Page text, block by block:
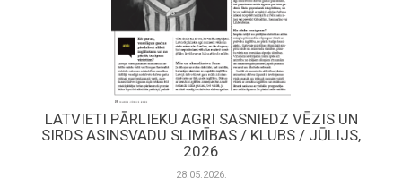
LATVIETI PĀRLIEKU AGRI SASNIEDZ VĒZIS UN
SIRDS ASINSVADU SLIMĪBAS / KLUBS / JŪLIJS,
2026
28.05.2026.